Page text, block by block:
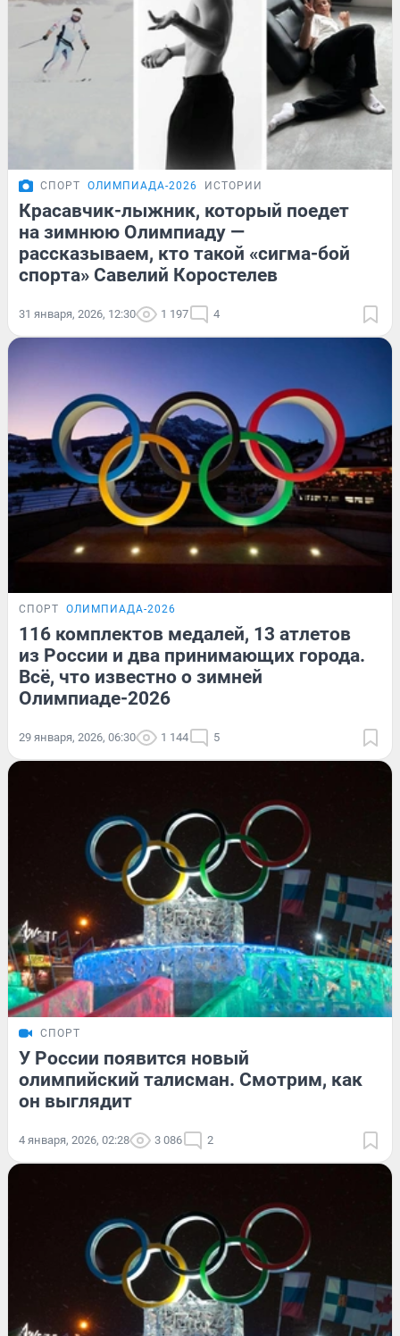
СПОРТ ОЛИМПИАДА-2026 ИСТОРИИ
Красавчик-лыжник, который поедет
на зимнюю Олимпиаду —
рассказываем, кто такой «сигма-бой
спорта» Савелий Коростелев
31 января, 2026, 12:30 1 197 4
СПОРТ ОЛИМПИАДА-2026
116 комплектов медалей, 13 атлетов
из России и два принимающих города.
Всё, что известно о зимней
Олимпиаде-2026
29 января, 2026, 06:30 1 144 5
СПОРТ
У России появится новый
олимпийский талисман. Смотрим, как
он выглядит
4 января, 2026, 02:28 3 086 2